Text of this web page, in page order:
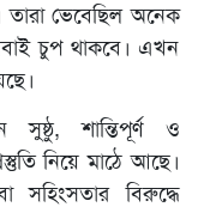
তারা ভেবেছিল অনেক
চুপ থাকবে। এখন
শান্তিপূর্ণ ও
নিয়ে মাঠে আছে।
সহিংসতার বিরুদ্ধে